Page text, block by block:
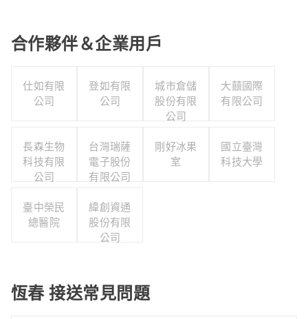
合作夥伴＆企業用戶
仕如有限
公司
登如有限
公司
城市倉儲
股份有限
公司
大囍國際
有限公司
長森生物
科技有限
公司
台灣瑞薩
電子股份
有限公司
剛好冰果
室
國立臺灣
科技大學
臺中榮民
總醫院
緯創資通
股份有限
公司
恆春 接送常見問題